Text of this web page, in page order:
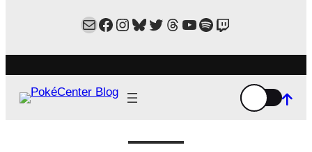
MailFacebook
Instagram
Bluesky
Twitter
Estamos no Threads!
YouTube
Spotify
Twitch